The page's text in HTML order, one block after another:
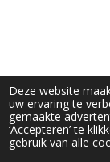
Deze website
uw ervaring te
gemaakte
‘Accepteren’ te
gebruik van alle